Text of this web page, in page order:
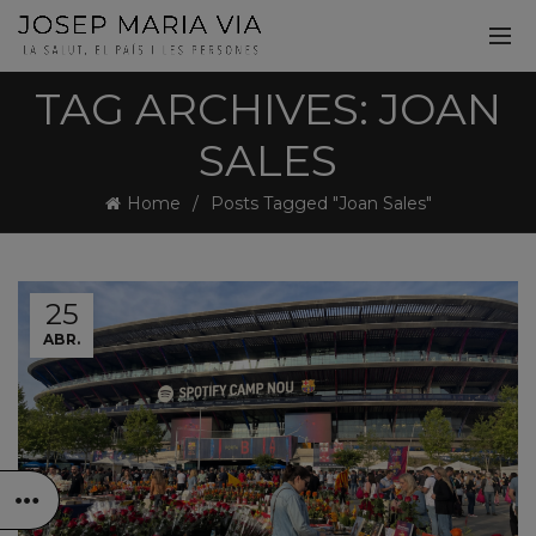
TAG ARCHIVES: JOAN
SALES
Home Posts Tagged "Joan Sales"
25
ABR.